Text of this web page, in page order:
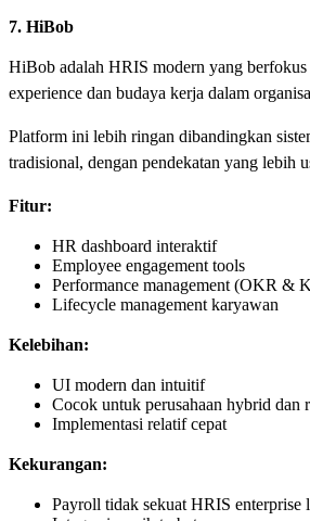
7. HiBob
HiBob adalah HRIS modern yang berfokus
experience dan budaya kerja dalam
Platform ini lebih ringan dibandingkan
tradisional, dengan pendekatan yang lebih
Fitur:
HR dashboard interaktif
Employee engagement tools
Performance management (OKR &
Lifecycle management karyawan
Kelebihan:
UI modern dan intuitif
Cocok untuk perusahaan hybrid dan
Implementasi relatif cepat
Kekurangan:
Payroll tidak sekuat HRIS enterprise